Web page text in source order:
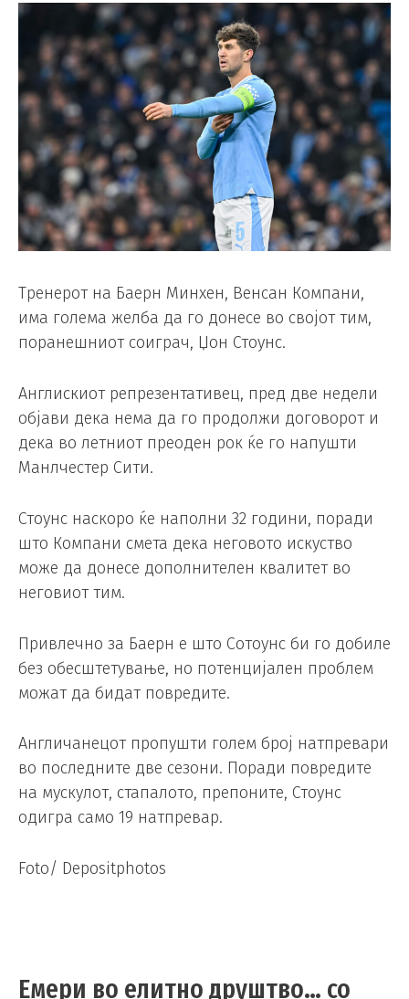
Тренерот на Баерн Минхен, Венсан Компани,
има голема желба да го донесе во својот тим,
поранешниот соиграч, Џон Стоунс.
Англискиот репрезентативец, пред две недели
објави дека нема да го продолжи договорот и
дека во летниот преоден рок ќе го напушти
Манлчестер Сити.
Стоунс наскоро ќе наполни 32 години, поради
што Компани смета дека неговото искуство
може да донесе дополнителен квалитет во
неговиот тим.
Привлечно за Баерн е што Сотоунс би го добиле
без обесштетување, но потенцијален проблем
можат да бидат повредите.
Англичанецот пропушти голем број натпревари
во последните две сезони. Поради повредите
на мускулот, стапалото, препоните, Стоунс
одигра само 19 натпревар.
Foto/ Depositphotos
Емери во елитно друштво… со